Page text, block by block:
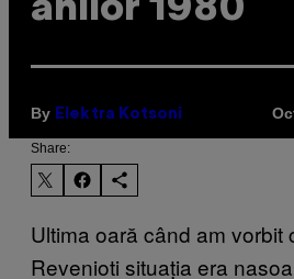
anilor 1980
By Elektra Kotsoni
Share:
Ultima oară când am vorbit
Revenioti situația era